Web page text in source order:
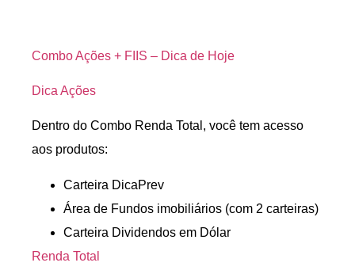
Combo Ações + FIIS – Dica de Hoje
Dica Ações
Dentro do Combo Renda Total, você tem acesso
aos produtos:
Carteira DicaPrev
Área de Fundos imobiliários (com 2 carteiras)
Carteira Dividendos em Dólar
Renda Total